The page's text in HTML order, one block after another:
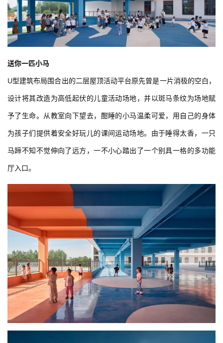
送你一匹小马
U型建筑布局围合出的二层屋顶活动平台原先曾是一片消极的空白，
设计将其改造为高低起伏的儿童活动场地，并以斑马条纹为场地赋
予了生命。从教室向下望去，酣睡的小马温柔可爱，用自己的身体
为孩子们提供着安全好玩儿的课间运动场地。由于睡得太香，一只
马蹄不知不觉伸向了远方，一不小心踏出了一个别具一格的多功能
厅入口。